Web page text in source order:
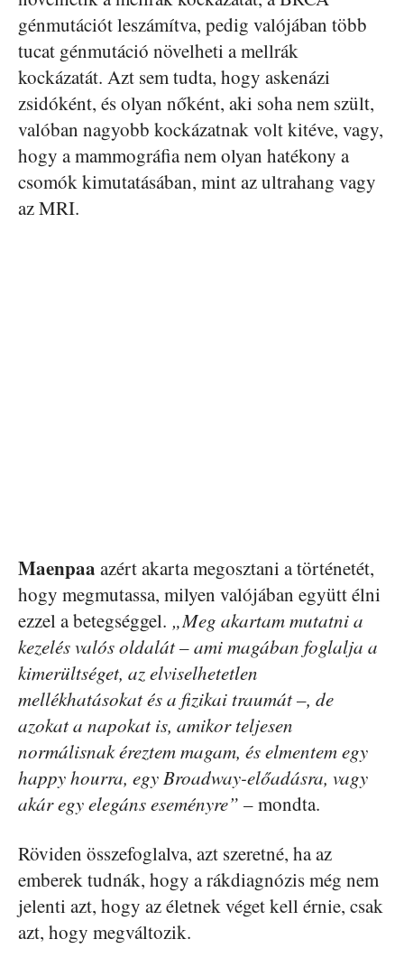
génmutációt leszámítva, pedig valójában több
tucat génmutáció növelheti a mellrák
kockázatát. Azt sem tudta, hogy askenázi
zsidóként, és olyan nőként, aki soha nem szült,
valóban nagyobb kockázatnak volt kitéve, vagy,
hogy a mammográfia nem olyan hatékony a
csomók kimutatásában, mint az ultrahang vagy
az MRI.
Maenpaa azért akarta megosztani a történetét,
hogy megmutassa, milyen valójában együtt élni
ezzel a betegséggel. „Meg akartam mutatni a
kezelés valós oldalát – ami magában foglalja a
kimerültséget, az elviselhetetlen
mellékhatásokat és a fizikai traumát –, de
azokat a napokat is, amikor teljesen
normálisnak éreztem magam, és elmentem egy
happy hourra, egy Broadway-előadásra, vagy
akár egy elegáns eseményre” – mondta.
Röviden összefoglalva, azt szeretné, ha az
emberek tudnák, hogy a rákdiagnózis még nem
jelenti azt, hogy az életnek véget kell érnie, csak
azt, hogy megváltozik.